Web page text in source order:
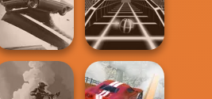
Highway Cars
Traffic Racer
3D Car Simulator